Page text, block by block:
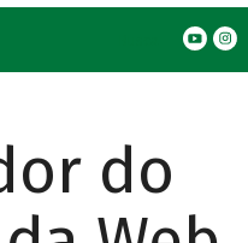
do